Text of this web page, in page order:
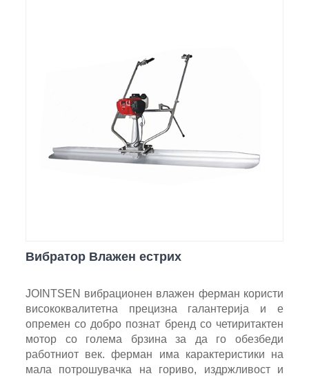
Вибратор Влажен естрих
JOINTSEN вибрационен влажен ферман користи
висококвалитетна прецизна галантерија и е
опремен со добро познат бренд со четиритактен
мотор со голема брзина за да го обезбеди
работниот век. ферман има карактеристики на
мала потрошувачка на гориво, издржливост и